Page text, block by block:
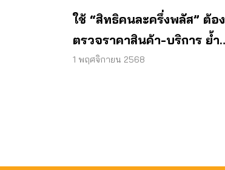
ใช้ “สิทธิคนละครึ่งพลัส” ต้อง
ตรวจราคาสินค้า-บริการ ย้ำ
ร้านฉวยโอกาสโทษจำคุก 7 ปี
1 พฤศจิกายน 2568